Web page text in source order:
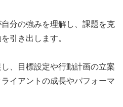
分の強みを理解し、課題を克
引き出します。
、目標設定や行動計画の立案
イアントの成長やパフォーマ